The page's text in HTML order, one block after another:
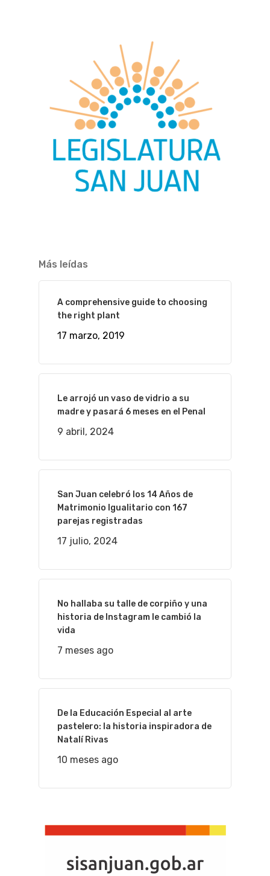
Más leídas
A comprehensive guide to choosing
the right plant
17 marzo, 2019
Le arrojó un vaso de vidrio a su
madre y pasará 6 meses en el Penal
9 abril, 2024
San Juan celebró los 14 Años de
Matrimonio Igualitario con 167
parejas registradas
17 julio, 2024
No hallaba su talle de corpiño y una
historia de Instagram le cambió la
vida
7 meses ago
De la Educación Especial al arte
pastelero: la historia inspiradora de
Natalí Rivas
10 meses ago